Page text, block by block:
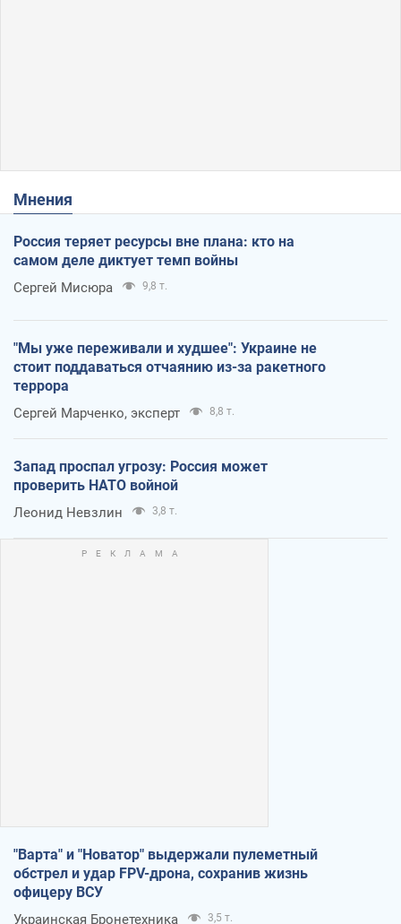
Мнения
Россия теряет ресурсы вне плана: кто на
самом деле диктует темп войны
Сергей Мисюра 9,8 т.
"Мы уже переживали и худшее": Украине не
стоит поддаваться отчаянию из-за ракетного
террора
Сергей Марченко, эксперт 8,8 т.
Запад проспал угрозу: Россия может
проверить НАТО войной
Леонид Невзлин 3,8 т.
"Варта" и "Новатор" выдержали пулеметный
обстрел и удар FPV-дрона, сохранив жизнь
офицеру ВСУ
Украинская Бронетехника 3,5 т.